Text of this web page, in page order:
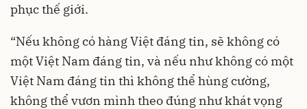
phục thế giới.
“Nếu không có hàng Việt đáng tin, sẽ không có
một Việt Nam đáng tin, và nếu như không có một
Việt Nam đáng tin thì không thể hùng cường,
không thể vươn mình theo đúng như khát vọng